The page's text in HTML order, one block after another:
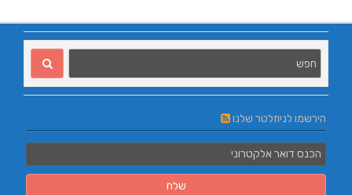
הירשמו לניוזלטר שלנו